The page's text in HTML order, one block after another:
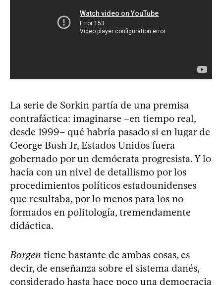
La serie de Sorkin partía de una premisa
contrafáctica: imaginarse –en tiempo real,
desde 1999– qué habría pasado si en lugar de
George Bush Jr, Estados Unidos fuera
gobernado por un demócrata progresista. Y lo
hacía con un nivel de detallismo por los
procedimientos políticos estadounidenses
que resultaba, por lo menos para los no
formados en politología, tremendamente
didáctica.
Borgen tiene bastante de ambas cosas, es
decir, de enseñanza sobre el sistema danés,
considerado hasta hace poco una democracia